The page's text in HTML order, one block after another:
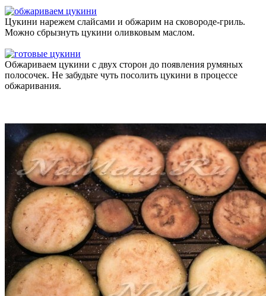
Цукини нарежем слайсами и обжарим на сковороде-гриль.
Можно сбрызнуть цукини оливковым маслом.
Обжариваем цукини с двух сторон до появления румяных
полосочек. Не забудьте чуть посолить цукини в процессе
обжаривания.